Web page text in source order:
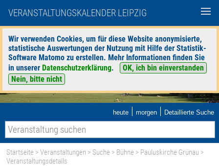
VERANSTALTUNGSKALENDER LEIPZIG
Wir verwenden Cookies, um für diese Website anonymisierte,
statistische Auswertungen der Nutzung mit Hilfe der Statistik-
Software Matomo zu erstellen. Mehr Informationen finden Sie
in unserer Datenschutzerklärung.
OK, ich bin einverstanden
Nein, bitte nicht
heute | morgen | Detaillierte Suche
Startseite >Veranstaltungen > Suche > Bühne > Pauluskirche Grünau >
Veranstaltungsdetails